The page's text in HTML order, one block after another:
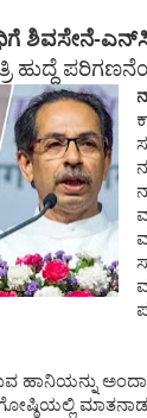
ಶಿವಸೇನೆ-ಎನ್
ಹುದ್ದೆ
ಹಾನಿಯನ್ನು